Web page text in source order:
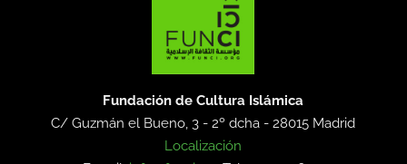
Fundación de Cultura Islámica
C/ Guzmán el Bueno, 3 - 2º dcha -28015 Madrid
Localización